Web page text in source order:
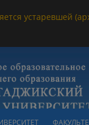
устаревшей